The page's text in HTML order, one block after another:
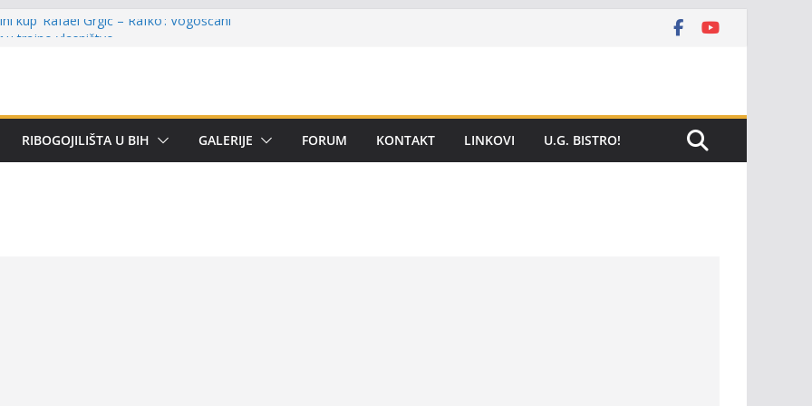
kup ‘Rafael Grgić – Rafko’: Vogošćani
ligi SRS BiH u disciplini ‘Lov šarana
RIBOGOJILIŠTA U BIH GALERIJE FORUM KONTAKT LINKOVI U.G. BISTRO!